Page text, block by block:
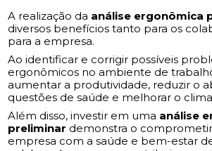
A realização da análise ergonômica
diversos benefícios tanto para os
para a empresa.
Ao identificar e corrigir possíveis
ergonômicos no ambiente de
aumentar a produtividade, reduzir o
questões de saúde e melhorar o
Além disso, investir em uma análise
preliminar demonstra o
empresa com a saúde e bem-estar